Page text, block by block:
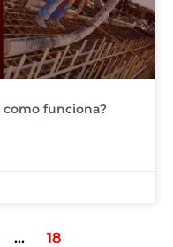
funciona?
… 18